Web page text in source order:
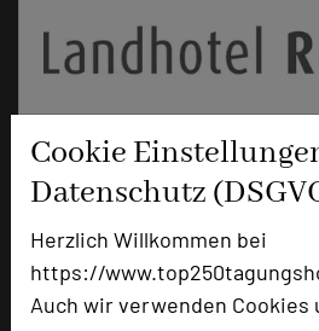
Cookie
Datenschutz
Herzlich Willkommen bei
https://
Auch wir verwenden Cookies
Landhotel Rügheim
Schlossweg 1
phone +49 9523 50293-0
mail Email